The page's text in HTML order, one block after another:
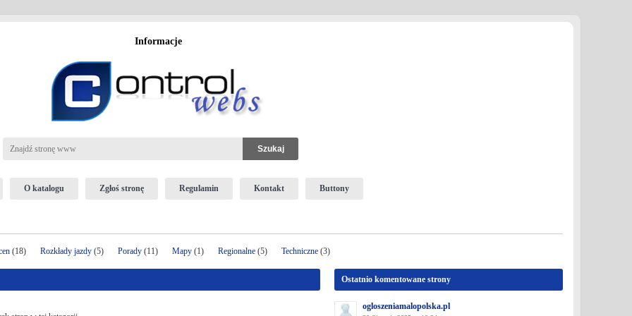
Informacje
O katalogu Zgłoś stronę Regulamin Kontakt Buttony
(18) Rozkłady jazdy (5) Porady (11) Mapy (1) Regionalne (5) Techniczne (3)
Ostatnio komentowane strony
ogloszeniamalopolska.pl